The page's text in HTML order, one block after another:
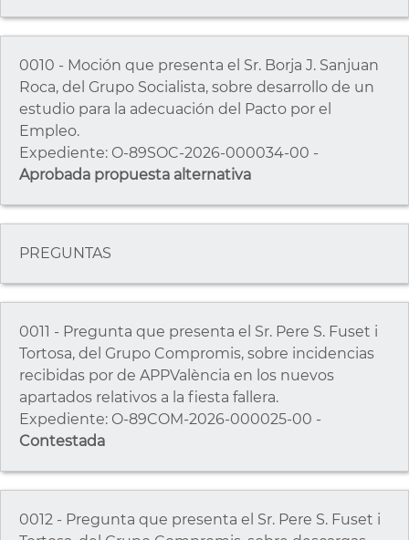
0010 - Moción que presenta el Sr. Borja J. Sanjuan
Roca, del Grupo Socialista, sobre desarrollo de un
estudio para la adecuación del Pacto por el
Empleo.
Expediente: O-89SOC-2026-000034-00 -
Aprobada propuesta alternativa
PREGUNTAS
0011 - Pregunta que presenta el Sr. Pere S. Fuset i
Tortosa, del Grupo Compromis, sobre incidencias
recibidas por de APPValència en los nuevos
apartados relativos a la fiesta fallera.
Expediente: O-89COM-2026-000025-00 -
Contestada
0012 - Pregunta que presenta el Sr. Pere S. Fuset i